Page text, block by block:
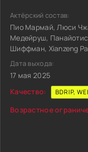
Актёрский состав:
Пио Мармай, Люси
Медейруш,
Шиффман, Xianzeng
Дата выхода:
17 мая 2025
Качество:
BDRIP,
Возрастное